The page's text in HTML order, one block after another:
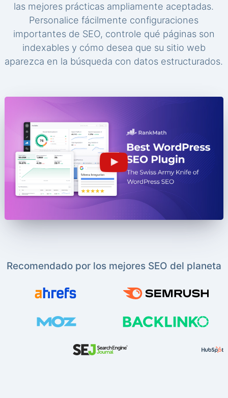
las mejores prácticas ampliamente aceptadas.
Personalice fácilmente configuraciones
importantes de SEO, controle qué páginas son
indexables y cómo desea que su sitio web
aparezca en la búsqueda con datos estructurados.
Recomendado por los mejores SEO del planeta